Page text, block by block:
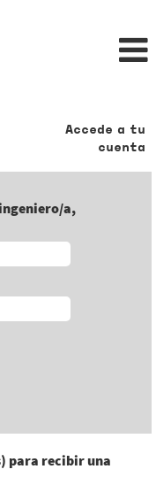
Accede a tu
cuenta
a,
para recibir una